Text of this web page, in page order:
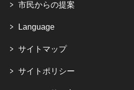
市民からの提案
Language
サイトマップ
サイトポリシー